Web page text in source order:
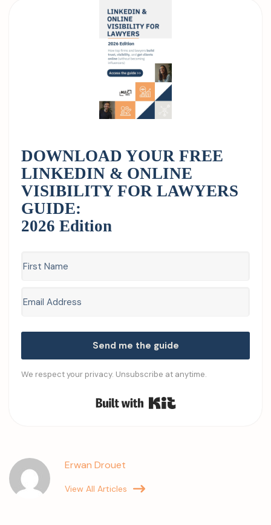
DOWNLOAD YOUR FREE
LINKEDIN & ONLINE
VISIBILITY FOR LAWYERS
GUIDE:
2026 Edition
Send me the guide
We respect your privacy. Unsubscribe at anytime.
Erwan Drouet
View All Articles